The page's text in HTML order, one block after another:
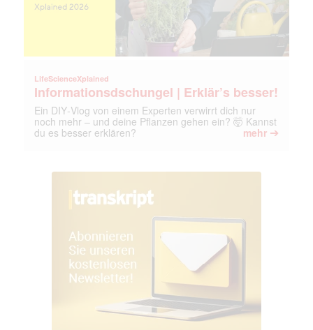
LifeScienceXplained
Informationsdschungel | Erklär’s besser!
Ein DIY‑Vlog von einem Experten verwirrt dich nur
noch mehr – und deine Pflanzen gehen ein? 🤯 Kannst
du es besser erklären?
mehr ➔